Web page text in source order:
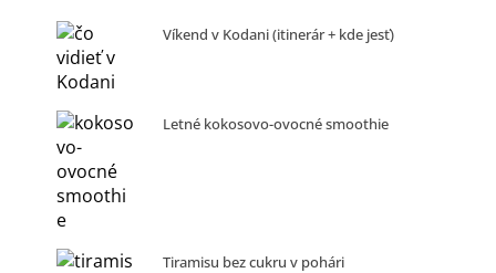
Víkend v Kodani (itinerár + kde jesť)
Letné kokosovo-ovocné smoothie
Tiramisu bez cukru v pohári